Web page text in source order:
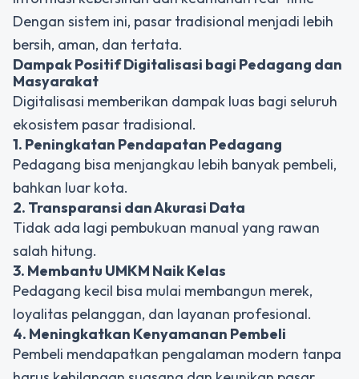
Dengan sistem ini, pasar tradisional menjadi lebih
bersih, aman, dan tertata.
Dampak Positif Digitalisasi bagi Pedagang dan
Masyarakat
Digitalisasi memberikan dampak luas bagi seluruh
ekosistem pasar tradisional.
1. Peningkatan Pendapatan Pedagang
Pedagang bisa menjangkau lebih banyak pembeli,
bahkan luar kota.
2. Transparansi dan Akurasi Data
Tidak ada lagi pembukuan manual yang rawan
salah hitung.
3. Membantu UMKM Naik Kelas
Pedagang kecil bisa mulai membangun merek,
loyalitas pelanggan, dan layanan profesional.
4. Meningkatkan Kenyamanan Pembeli
Pembeli mendapatkan pengalaman modern tanpa